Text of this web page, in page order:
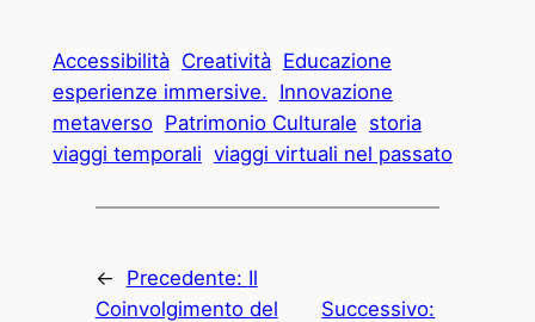
Accessibilità Creatività Educazione
esperienze immersive. Innovazione
metaverso Patrimonio Culturale storia
viaggi temporali viaggi virtuali nel passato
← Precedente: Il
Coinvolgimento del
Successivo: